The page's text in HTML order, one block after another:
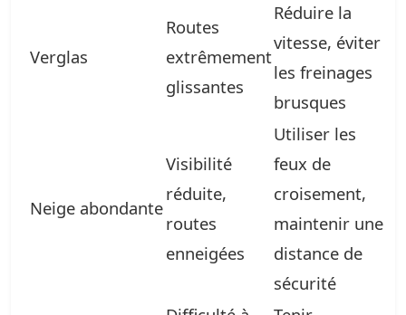
Verglas
Routes
extrêmement
glissantes
Réduire la
vitesse, éviter
les freinages
brusques
Neige abondante
Visibilité
réduite,
routes
enneigées
Utiliser les
feux de
croisement,
maintenir une
distance de
sécurité